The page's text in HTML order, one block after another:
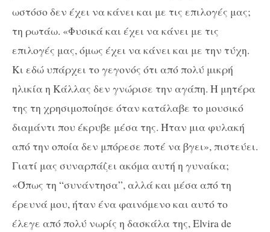
ωστόσο δεν έχει να κάνει και με τις επιλογές μας;
τη ρωτάω. «Φυσικά και έχει να κάνει με τις
επιλογές μας, όμως έχει να κάνει και με την τύχη.
Κι εδώ υπάρχει το γεγονός ότι από πολύ μικρή
ηλικία η Κάλλας δεν γνώρισε την αγάπη. Η μητέρα
της τη χρησιμοποίησε όταν κατάλαβε το μουσικό
διαμάντι που έκρυβε μέσα της. Ήταν μια φυλακή
από την οποία δεν μπόρεσε ποτέ να βγει», πιστεύει.
Γιατί μας συναρπάζει ακόμα αυτή η γυναίκα;
«Όπως τη “συνάντησα”, αλλά και μέσα από τη
έρευνά μου, ήταν ένα φαινόμενο και αυτό το
έλεγε από πολύ νωρίς η δασκάλα της, Elvira de